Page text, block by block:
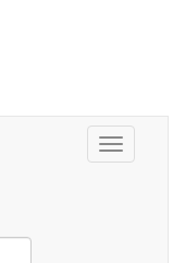
Toggle
navigation